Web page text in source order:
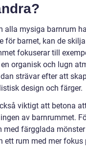
alla mysiga barnrum
för barnet, kan de
fokuserar till
organisk och lugn
strävar efter att
design och färger.
viktigt att betona
av barnrummet.
med färgglada
ett rum med mer